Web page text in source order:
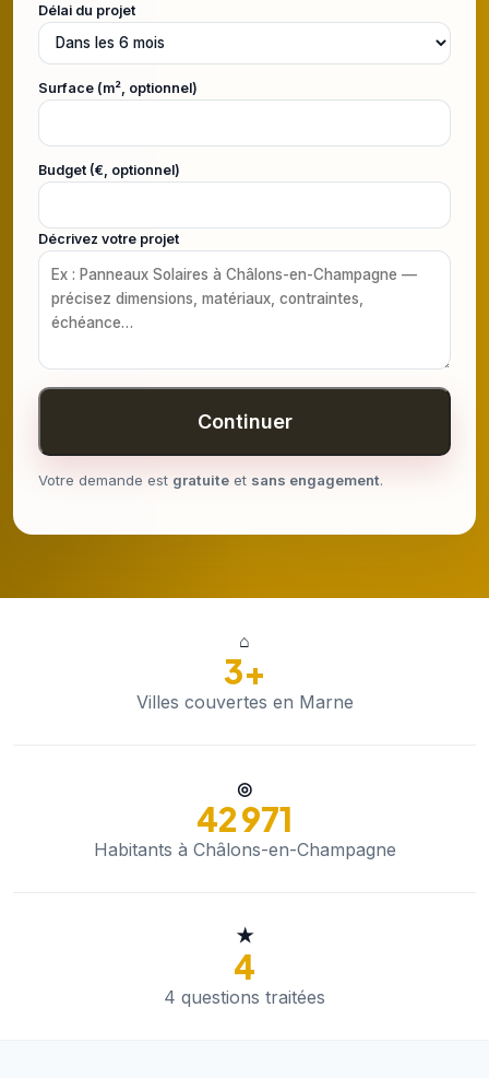
Délai du projet
Surface (m², optionnel)
Budget (€, optionnel)
Décrivez votre projet
Continuer
Votre demande est gratuite et sans engagement.
⌂
3+
Villes couvertes en Marne
◎
42 971
Habitants à Châlons-en-Champagne
★
4
4 questions traitées